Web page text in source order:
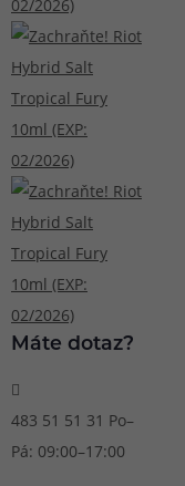
Máte dotaz?
483 51 51 31 Po–
Pá: 09:00–17:00